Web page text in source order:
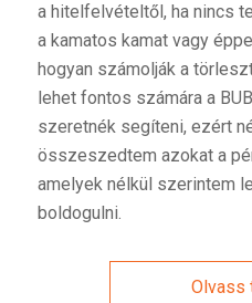
a hitelfelvételtől, ha nincs
a kamatos kamat vagy
hogyan számolják a
lehet fontos számára a
szeretnék segíteni, ezért
összeszedtem azokat a
amelyek nélkül szerintem
boldogulni.
Olvass